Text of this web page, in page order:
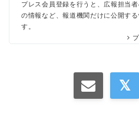
プレス会員登録を行うと、広報担当
の情報など、報道機関だけに公開す
す。